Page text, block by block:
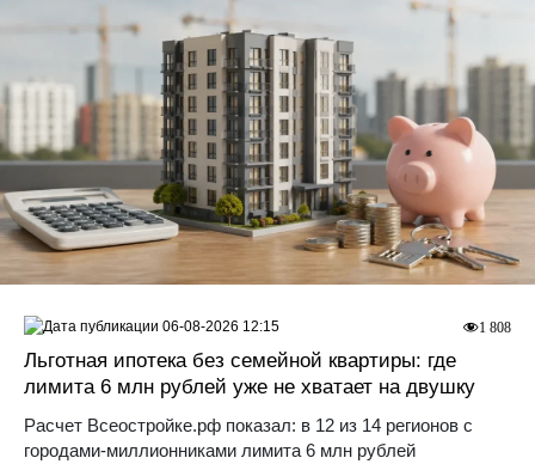
Льготная ипотека без семейной квартиры: где
лимита 6 млн рублей уже не хватает на двушку
Расчет Всеостройке.рф показал: в 12 из 14 регионов с
городами-миллионниками лимита 6 млн рублей
1 808
06-08-2026 12:15